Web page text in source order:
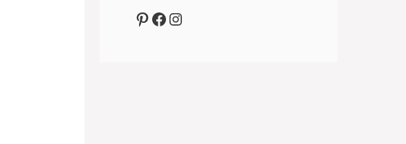
Pinterest
Facebook
Instagram